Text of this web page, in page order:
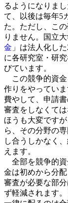
るようになりま
て、以後は毎年5
た。ただし、こ
りません。国立
金 」は法人化し
に各研究室・研
びています。
この競争的資金
作りをやってい
費やして、申請
審査をしなくて
ほうも大変です
ら、その分野の
し合うしかなく
えます。
全部を競争的資
金は初めから分
審査が必要な部
ず軽減されます